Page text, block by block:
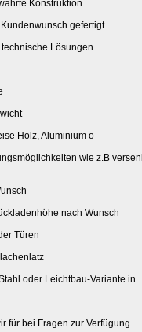
Konstruktion
gefertigt
Lösungen
Holz, Aluminium o
wie z.B
nach Wunsch
Türen
oder Leichtbau-Variante in
für bei Fragen zur Verfügung.